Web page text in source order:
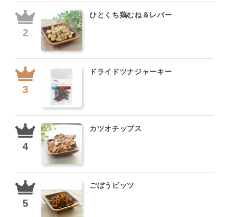
ひとくち鶏むね＆レバー
ドライドツナジャーキー
カツオチップス
ごぼうビッツ